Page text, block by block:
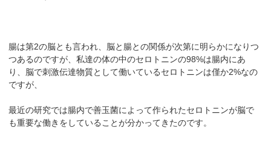
腸は第2の脳とも言われ、脳と腸との関係が次第に明らかになりつ
つあるのですが、私達の体の中のセロトニンの98%は腸内にあ
り、脳で刺激伝達物質として働いているセロトニンは僅か2%なの
ですが、
最近の研究では腸内で善玉菌によって作られたセロトニンが脳で
も重要な働きをしていることが分かってきたのです。